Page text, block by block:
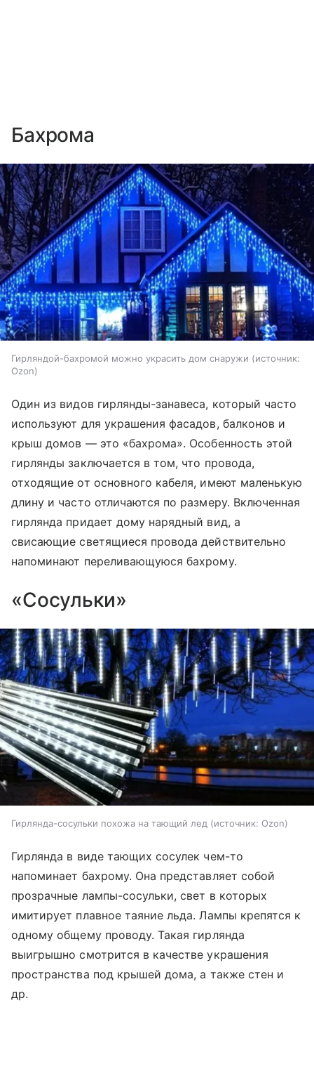
Бахрома
Гирляндой-бахромой можно украсить дом снаружи
источник:
Ozon
Один из видов гирлянды-занавеса, который часто
используют для украшения фасадов, балконов и
крыш домов — это «бахрома». Особенность этой
гирлянды заключается в том, что провода,
отходящие от основного кабеля, имеют маленькую
длину и часто отличаются по размеру. Включенная
гирлянда придает дому нарядный вид, а
свисающие светящиеся провода действительно
напоминают переливающуюся бахрому.
«Сосульки»
Гирлянда-сосульки похожа на тающий лед источник: Ozon
Гирлянда в виде тающих сосулек чем-то
напоминает бахрому. Она представляет собой
прозрачные лампы-сосульки, свет в которых
имитирует плавное таяние льда. Лампы крепятся к
одному общему проводу. Такая гирлянда
выигрышно смотрится в качестве украшения
пространства под крышей дома, а также стен и
др.